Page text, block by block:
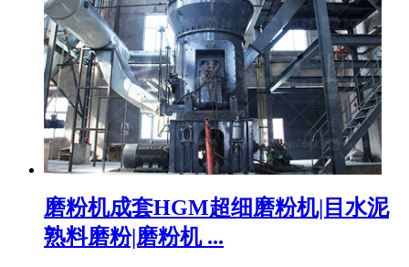
磨粉机成套HGM超细磨粉机|目水泥
熟料磨粉|磨粉机 ...